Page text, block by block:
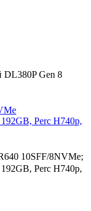
DL380P Gen 8
Perc H740p,
10SFF/8NVMe;
Perc H740p,